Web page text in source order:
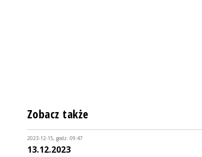
Zobacz także
2023-12-15, godz. 09:47
13.12.2023